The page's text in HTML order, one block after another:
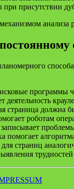
присутствии
программы
должна
роботам
страниц